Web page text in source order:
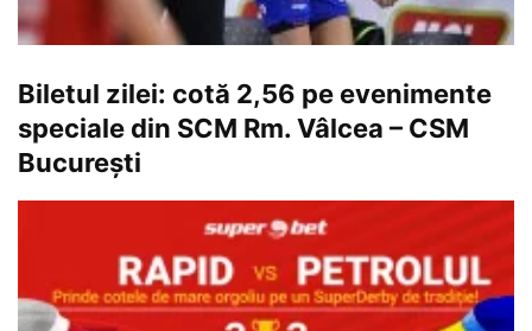
Biletul zilei: cotă 2,56 pe evenimente
speciale din SCM Rm. Vâlcea – CSM
București